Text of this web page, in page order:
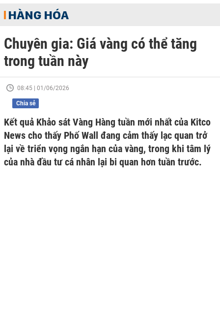
HÀNG HÓA
Chuyên gia: Giá vàng có thể tăng
trong tuần này
08:45 | 01/06/2026
Chia sẻ
Kết quả Khảo sát Vàng Hàng tuần mới nhất của Kitco
News cho thấy Phố Wall đang cảm thấy lạc quan trở
lại về triển vọng ngắn hạn của vàng, trong khi tâm lý
của nhà đầu tư cá nhân lại bi quan hơn tuần trước.